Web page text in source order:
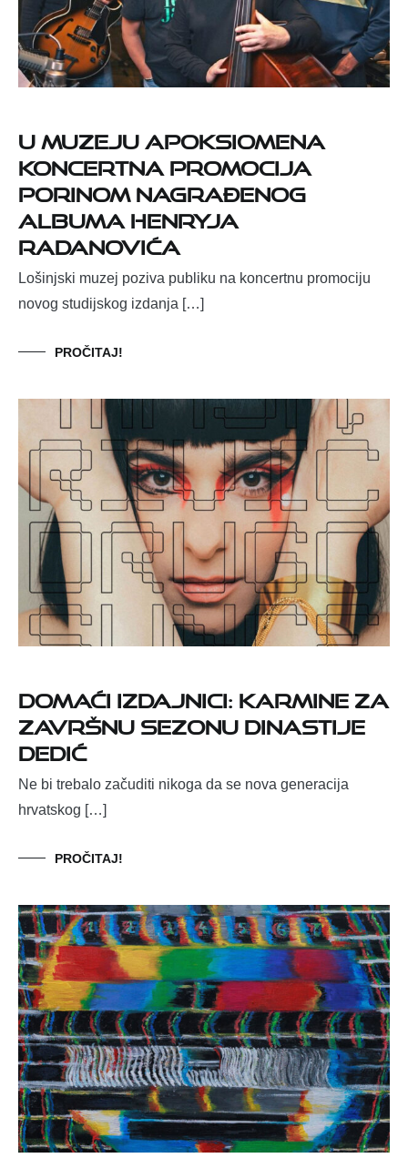
U Muzeju Apoksiomena
koncertna promocija
Porinom nagrađenog
albuma Henryja
Radanovića
Lošinjski muzej poziva publiku na koncertnu promociju
novog studijskog izdanja […]
PROČITAJ!
Domaći izdajnici: Karmine za
završnu sezonu dinastije
Dedić
Ne bi trebalo začuditi nikoga da se nova generacija
hrvatskog […]
PROČITAJ!